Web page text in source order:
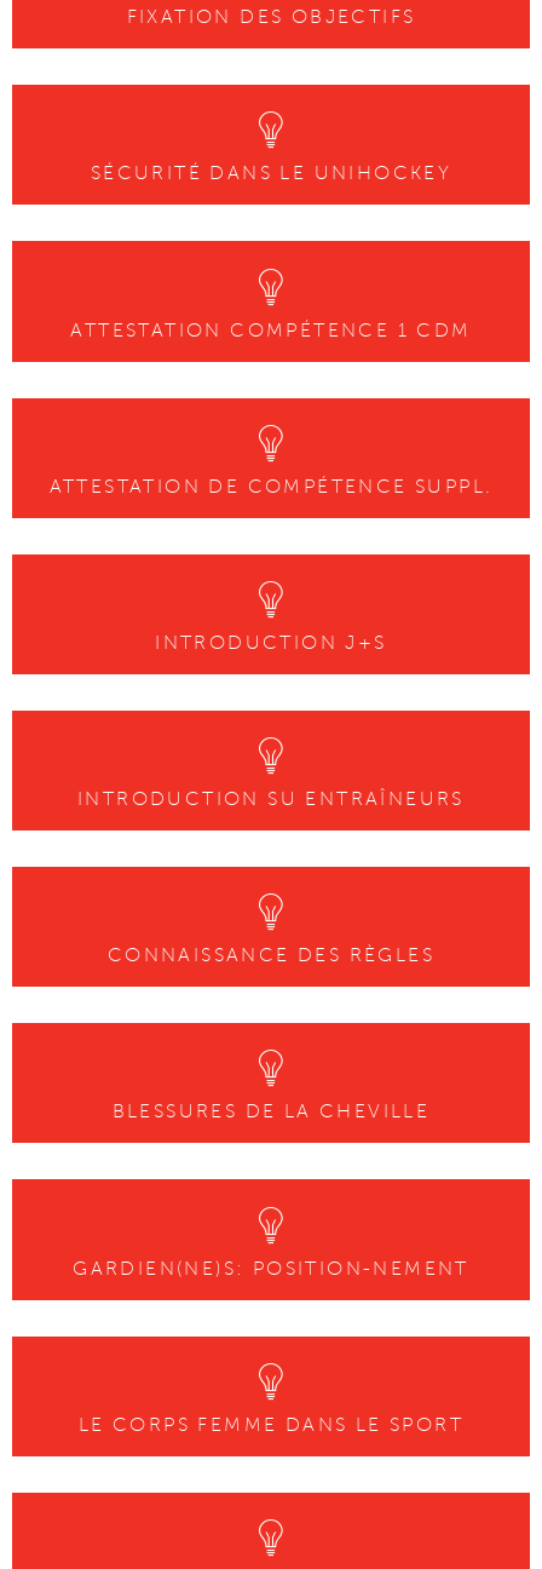
FIXATION DES OBJECTIFS
SÉCURITÉ DANS LE UNIHOCKEY
ATTESTATION COMPÉTENCE 1 CDM
ATTESTATION DE COMPÉTENCE SUPPL.
INTRODUCTION J+S
INTRODUCTION SU ENTRAÎNEURS
CONNAISSANCE DES RÈGLES
BLESSURES DE LA CHEVILLE
GARDIEN(NE)S: POSITION-NEMENT
LE CORPS FEMME DANS LE SPORT